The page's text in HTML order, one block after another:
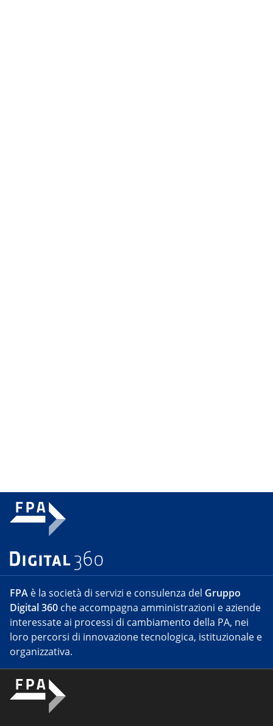
FPA è la società di servizi e consulenza del Gruppo
Digital 360 che accompagna amministrazioni e aziende
interessate ai processi di cambiamento della PA, nei
loro percorsi di innovazione tecnologica, istituzionale e
organizzativa.